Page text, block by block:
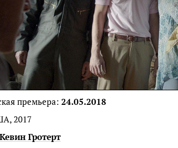
премьера: 24.05.2018
2017
Кевин Гротерт